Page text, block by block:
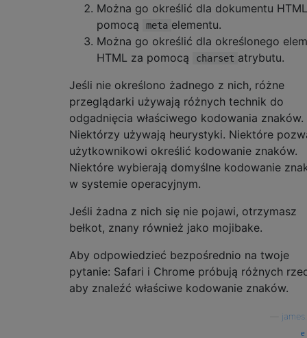
Można go określić dla dokumentu
pomocą
meta elementu.
Można go określić dla określonego
HTML za pomocą
charset atrybutu.
Jeśli nie określono żadnego z nich, różne
przeglądarki używają różnych technik do
odgadnięcia właściwego kodowania znaków.
Niektórzy używają heurystyki. Niektóre
użytkownikowi określić kodowanie znaków.
Niektóre wybierają domyślne kodowanie
w systemie operacyjnym.
Jeśli żadna z nich się nie pojawi, otrzymasz
bełkot, znany również jako mojibake.
Aby odpowiedzieć bezpośrednio na twoje
pytanie: Safari i Chrome próbują różnych
aby znaleźć właściwe kodowanie znaków.